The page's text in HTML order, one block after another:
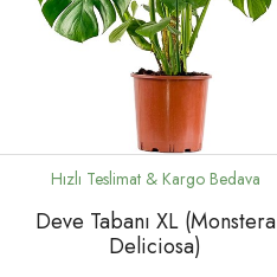
Deve Tabanı XL (Monstera
Deliciosa)